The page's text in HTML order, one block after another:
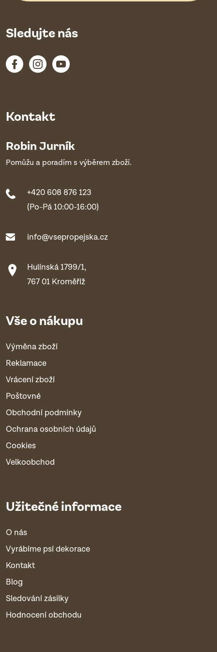
Kontakt
Robin Jurník
Pomůžu a poradím s výběrem zboží.
+420 608 876 123
(Po-Pá 10:00-16:00)
info@vsepropejska.cz
Hulínská 1799/1,
767 01 Kroměříž
Vše o nákupu
Výměna zboží
Reklamace
Vrácení zboží
Poštovné
Obchodní podmínky
Ochrana osobních údajů
Cookies
Velkoobchod
Užitečné informace
O nás
Vyrábíme psí dekorace
Kontakt
Blog
Sledování zásilky
Hodnocení obchodu
Sledujte nás